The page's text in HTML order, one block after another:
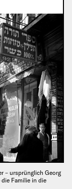
– ursprünglich Georg
Familie in die